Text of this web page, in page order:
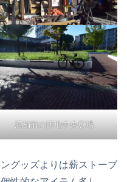
店舗前の団地中央広場
グッズよりは薪ストーブ